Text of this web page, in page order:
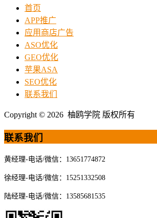
首页
APP推广
应用商店广告
ASO优化
GEO优化
苹果ASA
SEO优化
联系我们
Copyright © 2026 柚鸥学院 版权所有
联系我们
黄经理-电话/微信：13651774872
徐经理-电话/微信：15251332508
陆经理-电话/微信：13585681535